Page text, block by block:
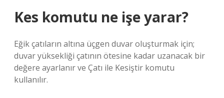
Kes komutu ne işe yarar?
Eğik çatıların altına üçgen duvar oluşturmak için;
duvar yüksekliği çatının ötesine kadar uzanacak bir
değere ayarlanır ve Çatı ile Kesiştir komutu
kullanılır.